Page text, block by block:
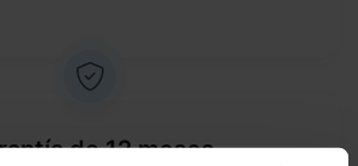
de 12 meses